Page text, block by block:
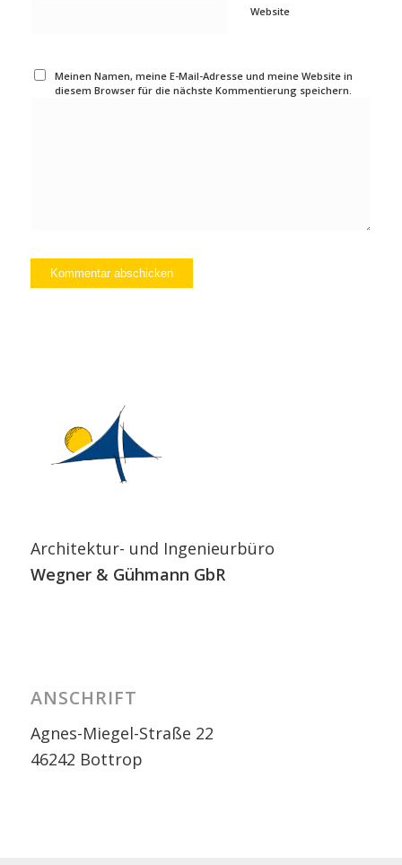
Website
Meinen Namen, meine E-Mail-Adresse und meine Website in
diesem Browser für die nächste Kommentierung speichern.
Architektur- und Ingenieurbüro
Wegner& Gühmann GbR
ANSCHRIFT
Agnes-Miegel-Straße 22
46242 Bottrop